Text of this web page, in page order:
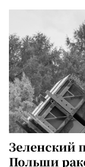
Зеленский
Польши